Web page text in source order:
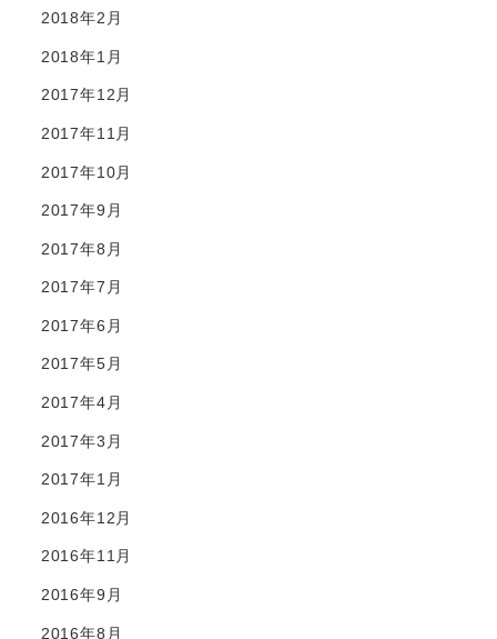
2018年2月
2018年1月
2017年12月
2017年11月
2017年10月
2017年9月
2017年8月
2017年7月
2017年6月
2017年5月
2017年4月
2017年3月
2017年1月
2016年12月
2016年11月
2016年9月
2016年8月